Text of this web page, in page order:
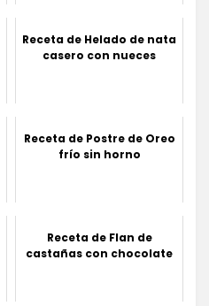
Receta de Helado de nata
casero con nueces
Receta de Postre de Oreo
frío sin horno
Receta de Flan de
castañas con chocolate